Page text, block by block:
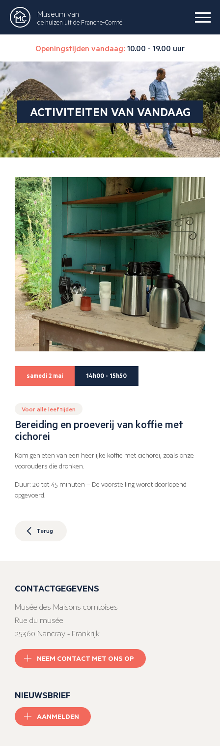
Museum van
de huizen uit de Franche-Comté
Openingstijden vandaag: 10.00 - 19.00 uur
ACTIVITEITEN VAN VANDAAG
samedi 2 mai 14h00 - 15h50
Voor alle leeftijden
Bereiding en proeverij van koffie met
cichorei
Kom genieten van een heerlijke koffie met cichorei, zoals onze
voorouders die dronken.
Duur: 20 tot 45 minuten – De voorstelling wordt doorlopend
opgevoerd.
Terug
CONTACTGEGEVENS
Musée des Maisons comtoises
Rue du musée
25360 Nancray - Frankrijk
NEEM CONTACT MET ONS OP
NIEUWSBRIEF
AANMELDEN